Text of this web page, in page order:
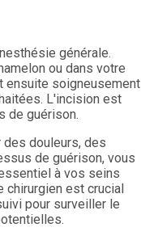
générale.
ou dans votre
ensuite soigneusement
L'incision est
de guérison.
douleurs, des
de guérison, vous
à vos seins
est crucial
pour surveiller le